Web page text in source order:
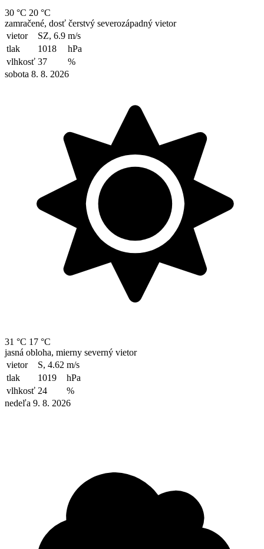
30 °C 20 °C
zamračené, dosť čerstvý severozápadný vietor
vietor
SZ, 6.9 m/s
tlak
1018
hPa
vlhkosť 37
%
sobota 8. 8. 2026
31 °C 17 °C
jasná obloha, mierny severný vietor
vietor
S, 4.62 m/s
tlak
1019
hPa
vlhkosť 24
%
nedeľa 9. 8. 2026